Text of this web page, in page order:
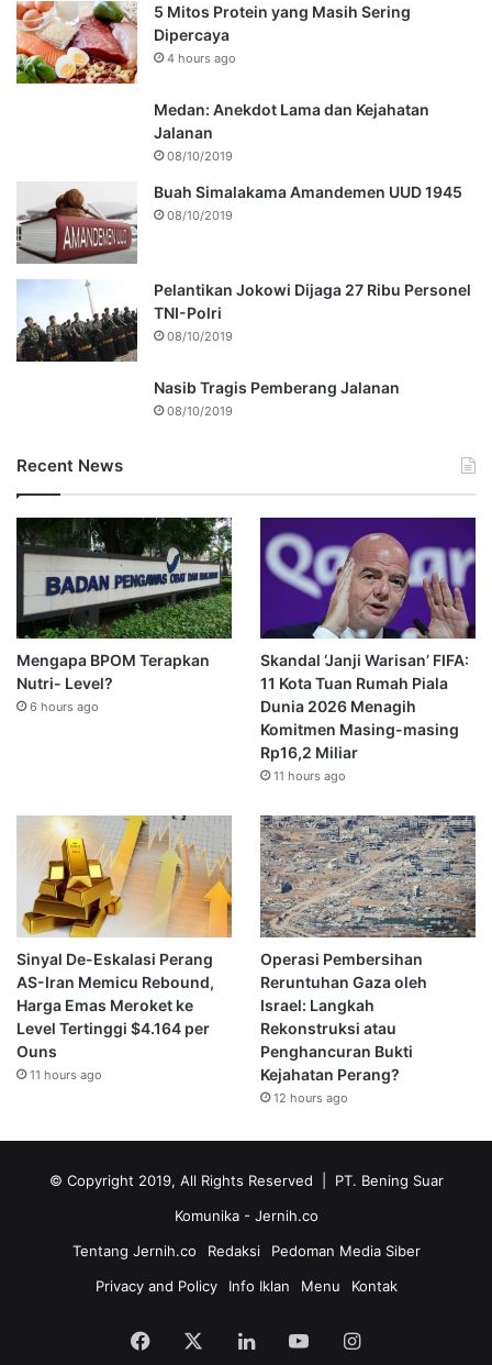
5 Mitos Protein yang Masih Sering
Dipercaya
4 hours ago
Medan: Anekdot Lama dan Kejahatan
Jalanan
08/10/2019
Buah Simalakama Amandemen UUD 1945
08/10/2019
Pelantikan Jokowi Dijaga 27 Ribu Personel
TNI-Polri
08/10/2019
Nasib Tragis Pemberang Jalanan
08/10/2019
Recent News
Mengapa BPOM Terapkan
Nutri- Level?
6 hours ago
Skandal ‘Janji Warisan’ FIFA:
11 Kota Tuan Rumah Piala
Dunia 2026 Menagih
Komitmen Masing-masing
Rp16,2 Miliar
11 hours ago
Sinyal De-Eskalasi Perang
AS-Iran Memicu Rebound,
Harga Emas Meroket ke
Level Tertinggi $4.164 per
Ouns
11 hours ago
Operasi Pembersihan
Reruntuhan Gaza oleh
Israel: Langkah
Rekonstruksi atau
Penghancuran Bukti
Kejahatan Perang?
12 hours ago
© Copyright 2019, All Rights Reserved | PT. Bening Suar
Komunika - Jernih.co
Tentang Jernih.co
Redaksi
Pedoman Media Siber
Privacy and Policy
Info Iklan Menu Kontak
Facebook LinkedInYouTubeInstagram